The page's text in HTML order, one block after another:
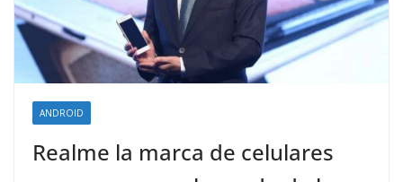
ANDROID
Realme la marca de celulares